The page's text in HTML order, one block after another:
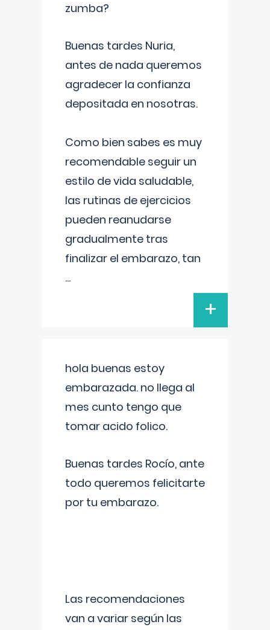
zumba?
Buenas tardes Nuria,
antes de nada queremos
agradecer la confianza
depositada en nosotras.
Como bien sabes es muy
recomendable seguir un
estilo de vida saludable,
las rutinas de ejercicios
pueden reanudarse
gradualmente tras
finalizar el embarazo, tan
...
+
hola buenas estoy
embarazada. no llega al
mes cunto tengo que
tomar acido folico.
Buenas tardes Rocío, ante
todo queremos felicitarte
por tu embarazo.
Las recomendaciones
van a variar según las